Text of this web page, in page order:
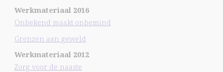
Werkmateriaal 2016
Onbekend maakt onbemind
Grenzen aan geweld
Werkmateriaal 2012
Zorg voor de naaste